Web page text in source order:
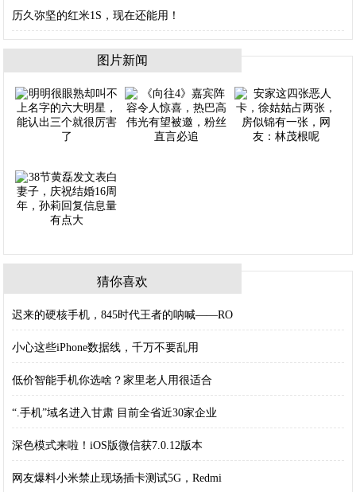
历久弥坚的红米1S，现在还能用！
图片新闻
猜你喜欢
迟来的硬核手机，845时代王者的呐喊——RO
小心这些iPhone数据线，千万不要乱用
低价智能手机你选啥？家里老人用很适合
“.手机”域名进入甘肃 目前全省近30家企业
深色模式来啦！iOS版微信获7.0.12版本
网友爆料小米禁止现场插卡测试5G，Redmi